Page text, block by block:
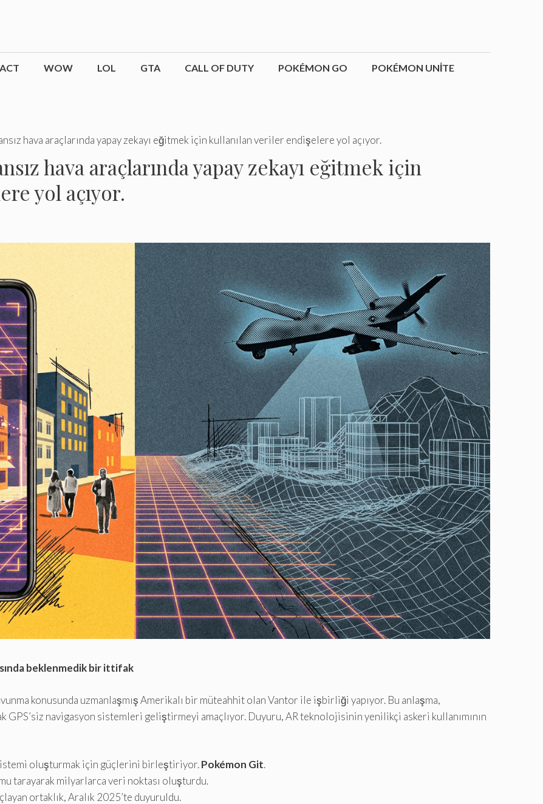
WOW LOL GTA CALL OF DUTY POKÉMON GO POKÉMON UNITE
hava araçlarında yapay zekayı eğitmek için kullanılan veriler endişelere yol açıyor.
hava araçlarında yapay zekayı eğitmek için
yol açıyor.
beklenmedik bir ittifak
konusunda uzmanlaşmış Amerikalı bir müteahhit olan Vantor ile işbirliği yapıyor. Bu anlaşma,
navigasyon sistemleri geliştirmeyi amaçlıyor. Duyuru, AR teknolojisinin yenilikçi askeri kullanımının
oluşturmak için güçlerini birleştiriyor.Pokémon Git.
tarayarak milyarlarca veri noktası oluşturdu.
ortaklık, Aralık 2025’te duyuruldu.